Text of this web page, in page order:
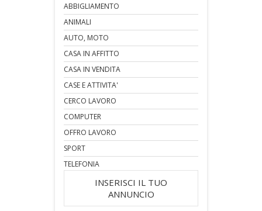
ABBIGLIAMENTO
ANIMALI
AUTO, MOTO
CASA IN AFFITTO
CASA IN VENDITA
CASE E ATTIVITA'
CERCO LAVORO
COMPUTER
OFFRO LAVORO
SPORT
TELEFONIA
INSERISCI IL TUO
ANNUNCIO